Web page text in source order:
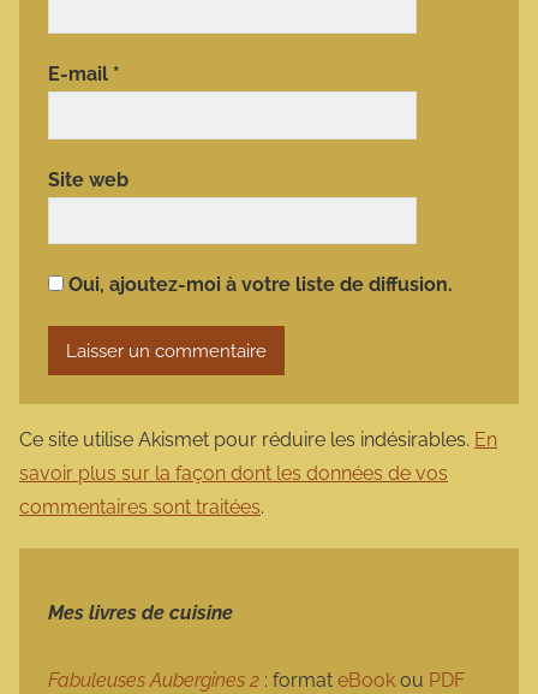
E-mail *
Site web
Oui, ajoutez-moi à votre liste de diffusion.
Ce site utilise Akismet pour réduire les indésirables. En
savoir plus sur la façon dont les données de vos
commentaires sont traitées.
Mes livres de cuisine
Fabuleuses Aubergines 2 : format eBook ou PDF